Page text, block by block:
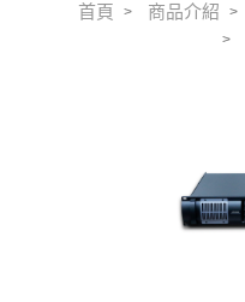
首頁 商品介紹